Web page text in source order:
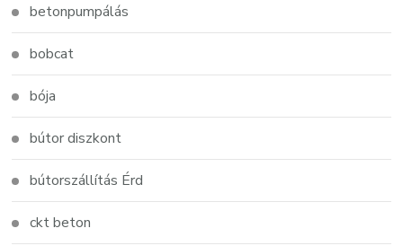
betonpumpálás
bobcat
bója
bútor diszkont
bútorszállítás Érd
ckt beton